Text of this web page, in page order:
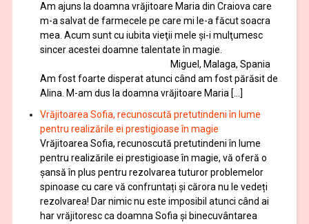
Am ajuns la doamna vrăjitoare Maria din Craiova care
m-a salvat de farmecele pe care mi le-a făcut soacra
mea. Acum sunt cu iubita vieţii mele şi-i mulţumesc
sincer acestei doamne talentate în magie.
Miguel, Malaga, Spania
Am fost foarte disperat atunci când am fost părăsit de
Alina. M-am dus la doamna vrăjitoare Maria […]
Vrăjitoarea Sofia, recunoscută pretutindeni în lume
pentru realizările ei prestigioase în magie
Vrăjitoarea Sofia, recunoscută pretutindeni în lume
pentru realizările ei prestigioase în magie, vă oferă o
şansă în plus pentru rezolvarea tuturor problemelor
spinoase cu care vă confruntați și cărora nu le vedeți
rezolvarea! Dar nimic nu este imposibil atunci când ai
har vrăjitoresc ca doamna Sofia şi binecuvântarea